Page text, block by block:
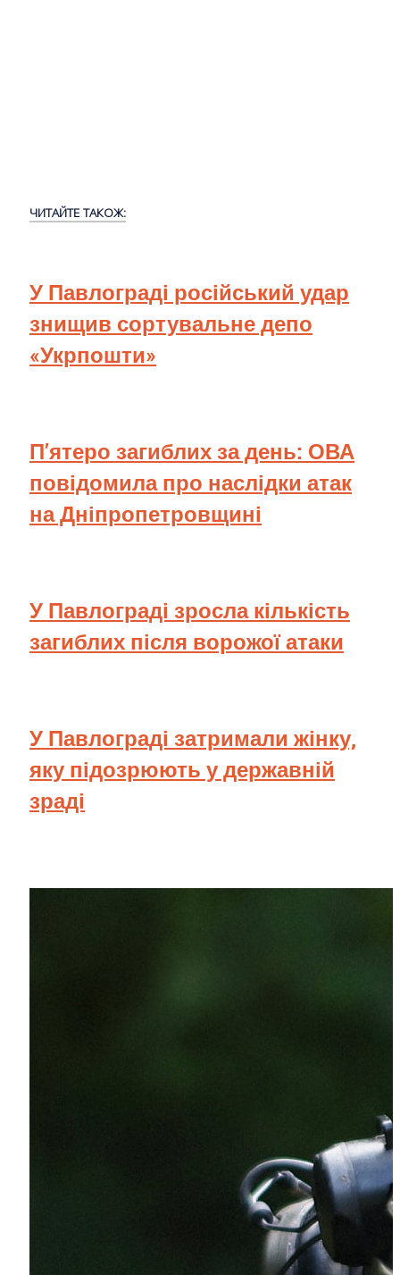
ЧИТАЙТЕ ТАКОЖ:
У Павлограді російський удар
знищив сортувальне депо
«Укрпошти»
П’ятеро загиблих за день: ОВА
повідомила про наслідки атак
на Дніпропетровщині
У Павлограді зросла кількість
загиблих після ворожої атаки
У Павлограді затримали жінку,
яку підозрюють у державній
зраді